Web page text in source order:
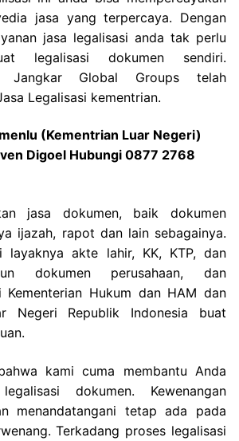
jasa yang terpercaya. Dengan
jasa legalisasi anda tak perlu
legalisasi dokumen sendiri.
Jangkar Global Groups telah
Legalisasi kementrian.
(Kementrian Luar Negeri)
Digoel Hubungi 0877 2768
jasa dokumen, baik dokumen
ijazah, rapot dan lain sebagainya.
layaknya akte lahir, KK, KTP, dan
dokumen perusahaan, dan
Kementerian Hukum dan HAM dan
Negeri Republik Indonesia buat
kami cuma membantu Anda
dokumen. Kewenangan
menandatangani tetap ada pada
Terkadang proses legalisasi